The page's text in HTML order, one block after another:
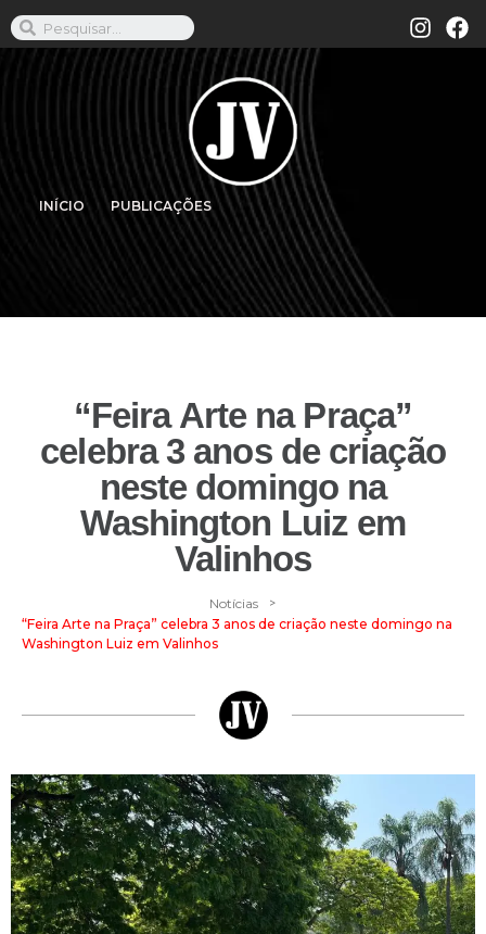
INÍCIO PUBLICAÇÕES
“Feira Arte na Praça”
celebra 3 anos de criação
neste domingo na
Washington Luiz em
Valinhos
Notícias >
“Feira Arte na Praça” celebra 3 anos de criação neste domingo na
Washington Luiz em Valinhos